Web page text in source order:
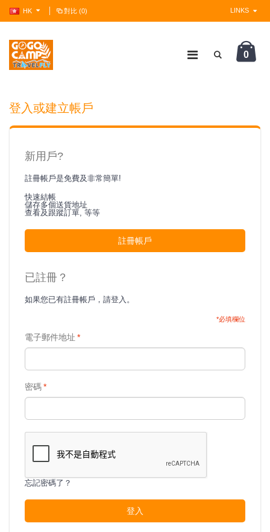
HK 對比 (0) LINKS
0
登入或建立帳戶
新用戶?
註冊帳戶是免費及非常簡單!
快速結帳
儲存多個送貨地址
查看及跟蹤訂單, 等等
註冊帳戶
已註冊？
如果您已有註冊帳戶，請登入。
*必填欄位
*
電子郵件地址
*
密碼
忘記密碼了？
登入